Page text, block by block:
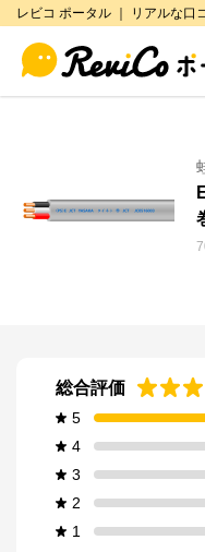
レビコ ポータル ｜ リアルな口
総合評価
5
4
3
2
1